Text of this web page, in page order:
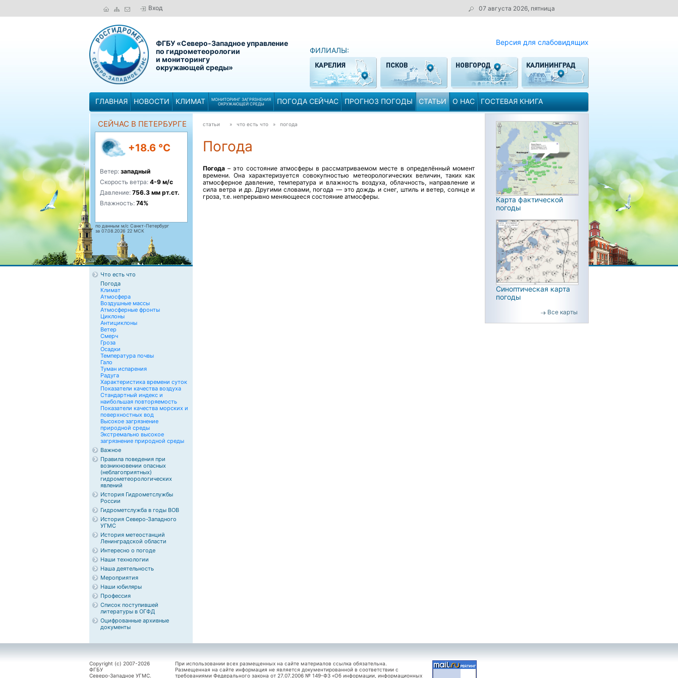
Вход 07 августа 2026, пятница
ФГБУ «Северо-Западное управление
по гидрометеорологии
и мониторингу
окружающей среды»
Версия для слабовидящих
ФИЛИАЛЫ:
ГЛАВНАЯ НОВОСТИ КЛИМАТ
МОНИТОРИНГ ЗАГРЯЗНЕНИЯ
ОКРУЖАЮЩЕЙ СРЕДЫ
ПОГОДА СЕЙЧАС ПРОГНОЗ ПОГОДЫ СТАТЬИ О НАС ГОСТЕВАЯ КНИГА
СЕЙЧАС В ПЕТЕРБУРГЕ
+18.6 °C
Ветер: западный
Скорость ветра: 4-9 м/с
Давление: 756.3 мм рт.ст.
Влажность: 74%
по данным м/с Санкт-Петербург
за 07.08.2026 22 МСК
Что есть что
Погода
Климат
Атмосфера
Воздушные массы
Атмосферные фронты
Циклоны
Антициклоны
Ветер
Смерч
Гроза
Осадки
Температура почвы
Гало
Туман испарения
Радуга
Характеристика времени суток
Показатели качества воздуха
Стандартный индекс и
наибольшая повторяемость
Показатели качества морских и
поверхностных вод
Высокое загрязнение
природной среды
Экстремально высокое
загрязнение природной среды
Важное
Правила поведения при
возникновении опасных
(неблагоприятных)
гидрометеорологических
явлений
История Гидрометслужбы
России
Гидрометслужба в годы ВОВ
История Северо-Западного
УГМС
История метеостанций
Ленинградской области
Интересно о погоде
Наши технологии
Наша деятельность
Мероприятия
Наши юбиляры
Профессия
Список поступившей
литературы в ОГФД
Оцифрованные архивные
документы
статьи » что есть что » погода
Погода
Погода – это состояние атмосферы в рассматриваемом месте в определённый момент
времени. Она характеризуется совокупностью метеорологических величин, таких как
атмосферное давление, температура и влажность воздуха, облачность, направление и
сила ветра и др. Другими словами, погода — это дождь и снег, штиль и ветер, солнце и
гроза, т.е. непрерывно меняющееся состояние атмосферы.
Карта фактической
погоды
Синоптическая карта
погоды
Все карты
Copyright (c) 2007-2026
ФГБУ
Северо-Западное УГМС.
При использовании всех размещенных на сайте материалов ссылка обязательна.
Размещенная на сайте информация не является документированной в соответствии с
требованиями Федерального закона от 27.07.2006 № 149-ФЗ «Об информации, информационных